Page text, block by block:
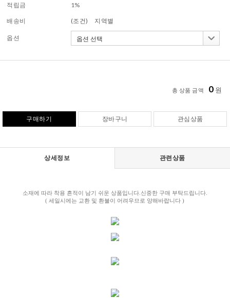
적립금 1%
배송비 (조건) 지역별
옵션
총 상품 금액 0 원
구매하기 장바구니 관심상품
상세정보 관련상품
소재에 따라 착용 흔적이 남기 쉬운 상품입니다.신중한 구매 부탁드립니다.
( 세일시에는 교환 및 환불이 어려우므로 양해바랍니다 )